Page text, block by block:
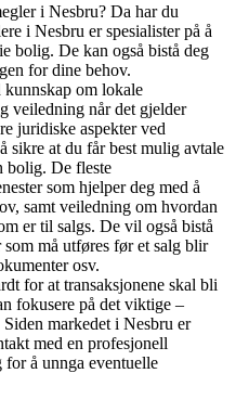
i Nesbru? Da har du
i Nesbru er spesialister på å
bolig. De kan også bistå deg
for dine behov.
kunnskap om lokale
veiledning når det gjelder
juridiske aspekter ved
sikre at du får best mulig avtale
bolig. De fleste
som hjelper deg med å
samt veiledning om hvordan
er til salgs. De vil også bistå
må utføres før et salg blir
osv.
for at transaksjonene skal bli
fokusere på det viktige –
markedet i Nesbru er
med en profesjonell
for å unnga eventuelle